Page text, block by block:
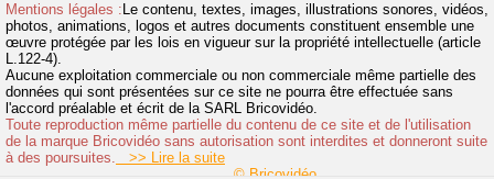
Mentions légales : Le contenu, textes, images, illustrations sonores, vidéos,
photos, animations, logos et autres documents constituent ensemble une
œuvre protégée par les lois en vigueur sur la propriété intellectuelle (article
L.122-4).
Aucune exploitation commerciale ou non commerciale même partielle des
données qui sont présentées sur ce site ne pourra être effectuée sans
l'accord préalable et écrit de la SARL Bricovidéo.
Toute reproduction même partielle du contenu de ce site et de l'utilisation
de la marque Bricovidéo sans autorisation sont interdites et donneront suite
à des poursuites. >> Lire la suite
© Bricovidéo